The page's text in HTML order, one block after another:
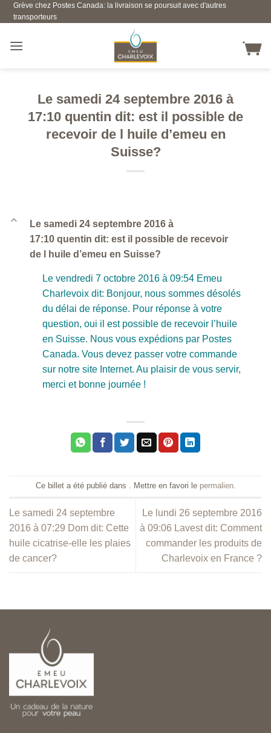
Skip
to
Grève chez Postes Canada: la livraison se poursuit avec d'autres
transporteurs
Le samedi 24 septembre 2016 à
17:10 quentin dit: est il possible de
recevoir de l huile d’emeu en
Suisse?
B
Le samedi 24 septembre 2016 à
17:10 quentin dit: est il possible de recevoir
de l huile d’emeu en Suisse?
Le vendredi 7 octobre 2016 à 09:54 Emeu
Charlevoix dit: Bonjour, nous sommes désolés
du délai de réponse. Pour réponse à votre
question, oui il est possible de recevoir l’huile
en Suisse. Nous vous expédions par Postes
Canada. Vous devez passer votre commande
sur notre site Internet. Au plaisir de vous servir,
merci et bonne journée !
Ce billet a été publié dans . Mettre en favori le permalien.
Le samedi 24 septembre
2016 à 07:29 Dom dit: Cette
huile cicatrise-elle les plaies
de cancer?
Le lundi 26 septembre 2016
à 09:06 Lavest dit: Comment
commander les produits de
Charlevoix en France ?